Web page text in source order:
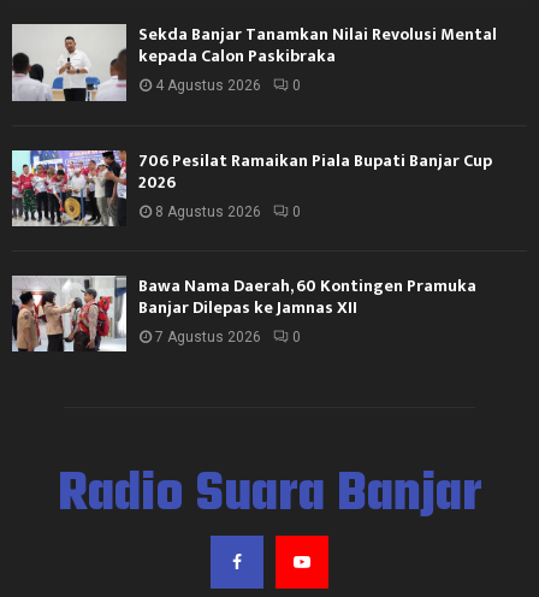
Sekda Banjar Tanamkan Nilai Revolusi Mental
kepada Calon Paskibraka
4 Agustus 2026 0
706 Pesilat Ramaikan Piala Bupati Banjar Cup
2026
8 Agustus 2026 0
Bawa Nama Daerah, 60 Kontingen Pramuka
Banjar Dilepas ke Jamnas XII
7 Agustus 2026 0
Radio Suara Banjar